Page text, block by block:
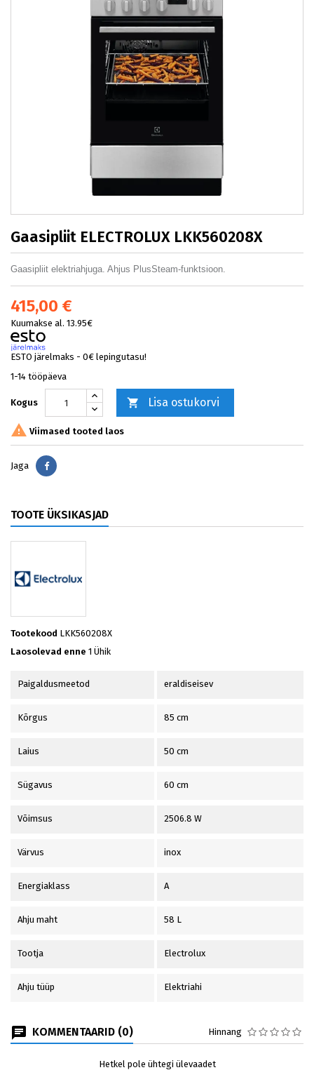
Gaasipliit ELECTROLUX LKK560208X
Gaasipliit elektriahjuga. Ahjus PlusSteam-funktsioon.
415,00 €
Kuumakse al. 13.95€
ESTO järelmaks - 0€ lepingutasu!
1-14 tööpäeva
Kogus  Lisa ostukorvi
 Viimased tooted laos
Jaga Jaga
TOOTE ÜKSIKASJAD
Tootekood LKK560208X
Laosolevad enne 1 Ühik
Paigaldusmeetod eraldiseisev
Kõrgus 85 cm
Laius 50 cm
Sügavus 60 cm
Võimsus 2506.8 W
Värvus inox
Energiaklass A
Ahju maht 58 L
Tootja Electrolux
Ahju tüüp Elektriahi
KOMMENTAARID (0) Hinnang
Hetkel pole ühtegi ülevaadet